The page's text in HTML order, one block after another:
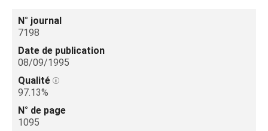
N° journal
7198
Date de publication
08/09/1995
Qualité
97.13%
N° de page
1095